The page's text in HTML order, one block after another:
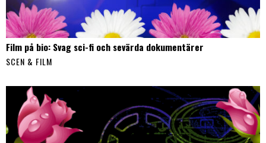
Film på bio: Svag sci-fi och sevärda dokumentärer
SCEN & FILM